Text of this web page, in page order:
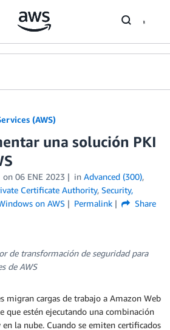
(AWS)
una solución PKI
on 06 ENE 2023 in Advanced (300),
Certificate Authority, Security,
on AWS Permalink Share
de transformación de seguridad para
de AWS
migran cargas de trabajo a Amazon Web
que estén ejecutando una combinación
la nube. Cuando se emiten certificados